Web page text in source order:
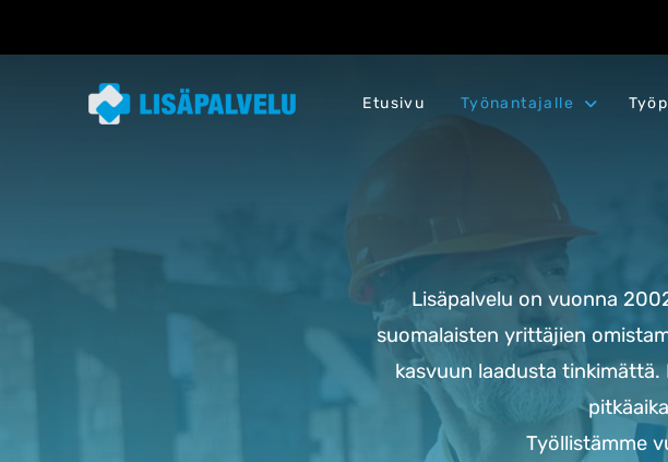
Etusivu Työnantajalle
Lisäpalvelu on vuonna
suomalaisten yrittäjien
kasvuun laadusta tinkimättä.
Työllistämme